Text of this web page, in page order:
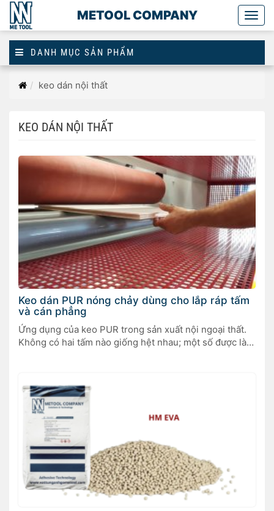
METOOL COMPANY
DANH MỤC SẢN PHẨM
Trangkeo dán nội thất
KEO DÁN NỘI THẤT
Keo dán PUR nóng chảy dùng cho lắp ráp tấm
và cán phẳng
Ứng dụng của keo PUR trong sản xuất nội ngoại thất.
Không có hai tấm nào giống hệt nhau; một số được làm